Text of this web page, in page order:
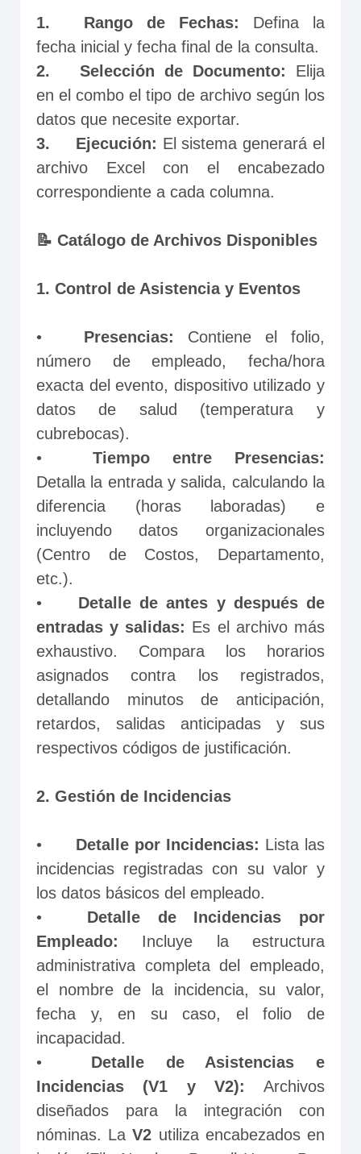
1.	Rango de Fechas: Defina la
fecha inicial y fecha final de la consulta.
2.	Selección de Documento: Elija
en el combo el tipo de archivo según los
datos que necesite exportar.
3.	Ejecución: El sistema generará el
archivo Excel con el encabezado
correspondiente a cada columna.
📝 Catálogo de Archivos Disponibles
1. Control de Asistencia y Eventos
Presencias: Contiene el folio,
número de empleado, fecha/hora
exacta del evento, dispositivo utilizado y
datos de salud (temperatura y
cubrebocas).
Detalla la entrada y salida, calculando la
diferencia (horas laboradas) e
incluyendo datos organizacionales
(Centro de Costos, Departamento,
etc.).
Detalle de antes y después de
entradas y salidas: Es el archivo más
exhaustivo. Compara los horarios
asignados contra los registrados,
detallando minutos de anticipación,
retardos, salidas anticipadas y sus
respectivos códigos de justificación.
2. Gestión de Incidencias
Detalle por Incidencias: Lista las
incidencias registradas con su valor y
los datos básicos del empleado.
Detalle de Incidencias por
Empleado: Incluye la estructura
administrativa completa del empleado,
el nombre de la incidencia, su valor,
fecha y, en su caso, el folio de
incapacidad.
Detalle de Asistencias e
Incidencias (V1 y V2):
Archivos
diseñados para la integración con
nóminas. La V2 utiliza encabezados en